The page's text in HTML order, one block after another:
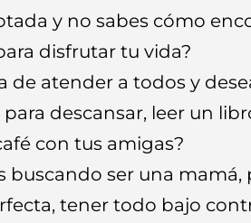
y no sabes cómo
disfrutar tu vida?
de atender a todos y
descansar, leer un
con tus amigas?
buscando ser una mamá,
tener todo bajo